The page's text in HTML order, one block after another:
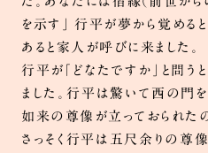
ご参拝・
ご祈
お守り
を示す」 行平が夢から覚める
あると家人が呼びに来ました。
行平が「どなたですか」と問う
ました。行平は驚いて西の門
如来の尊像が立っておられたの
さっそく行平は五尺余りの尊